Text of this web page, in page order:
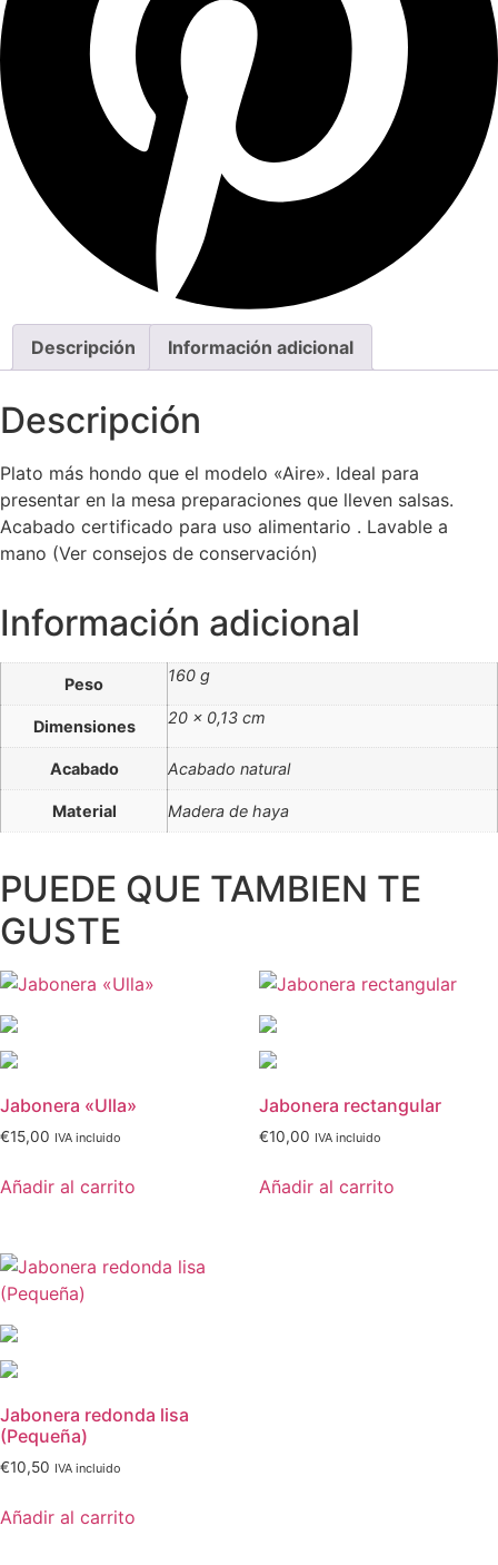
Descripción Información adicional
Descripción
Plato más hondo que el modelo «Aire». Ideal para
presentar en la mesa preparaciones que lleven salsas.
Acabado certificado para uso alimentario . Lavable a
mano (Ver consejos de conservación)
Información adicional
Peso 160 g
Dimensiones 20 × 0,13 cm
Acabado Acabado natural
Material Madera de haya
PUEDE QUE TAMBIEN TE
GUSTE
Jabonera «Ulla»
€15,00 IVA incluido
Añadir al carrito
Jabonera rectangular
€10,00 IVA incluido
Añadir al carrito
Jabonera redonda lisa
(Pequeña)
€10,50 IVA incluido
Añadir al carrito